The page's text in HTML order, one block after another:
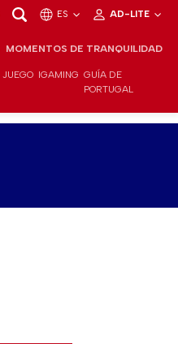
ES AD-LITE
MOMENTOS DE TRANQUILIDAD
JUEGO IGAMING GUÍA DE
PORTUGAL